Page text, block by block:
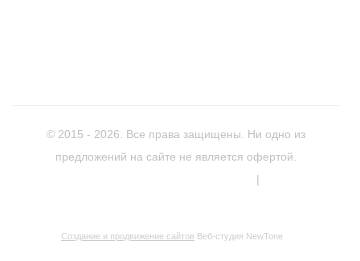
© 2015 - 2026. Все права защищены. Ни одно из
предложений на сайте не является офертой.
|
Создание и продвижение сайтов Веб-студия NewTone